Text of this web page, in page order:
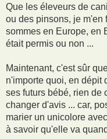
s
a
g
Que les éleveurs de
ou des pinsons, je m'en
sommes en Europe, en
était permis ou non ...
Maintenant, c'est sûr
n'importe quoi, en dépit
ses futurs bébé, rien de
changer d'avis ... car,
marier un unicolore
à savoir qu'elle va